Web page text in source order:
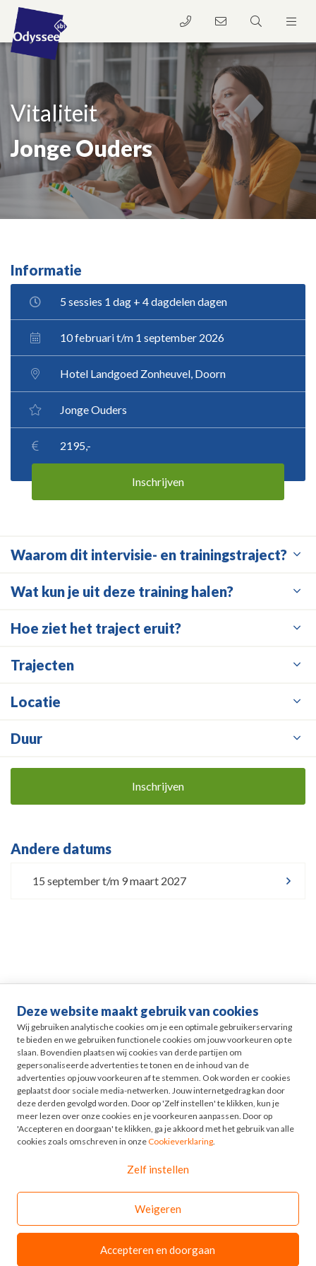
Deze website maakt gebruik van cookies
Wij gebruiken analytische cookies om je een optimale gebruikerservaring
te bieden en we gebruiken functionele cookies om jouw voorkeuren op te
slaan. Bovendien plaatsen wij cookies van derde partijen om
gepersonaliseerde advertenties te tonen en de inhoud van de
advertenties op jouw voorkeuren af te stemmen. Ook worden er cookies
geplaatst door sociale media-netwerken. Jouw internetgedrag kan door
deze derden gevolgd worden. Door op 'Zelf instellen' te klikken, kun je
meer lezen over onze cookies en je voorkeuren aanpassen. Door op
'Accepteren en doorgaan' te klikken, ga je akkoord met het gebruik van alle
cookies zoals omschreven in onzeCookieverklaring.
Zelf instellen
Weigeren
Accepteren en doorgaan
Vitaliteit
Jonge Ouders
Informatie
5 sessies 1 dag + 4 dagdelen dagen
10 februari t/m 1 september 2026
Hotel Landgoed Zonheuvel, Doorn
Jonge Ouders
2195,-
Inschrijven
Waarom dit intervisie- en trainingstraject?
Wat kun je uit deze training halen?
Hoe ziet het traject eruit?
Trajecten
Locatie
Duur
Inschrijven
Andere datums
15 september t/m 9 maart 2027
Life events
Pensioen in Zicht
HR
Odyssee
© 2026 - Odyssee Groep